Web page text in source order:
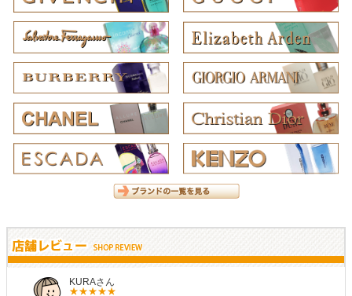
KURAさん